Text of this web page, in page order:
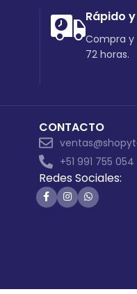
Rápido
Compra
72 horas.
CONTACTO
+51 991 755 054
Redes Sociales: